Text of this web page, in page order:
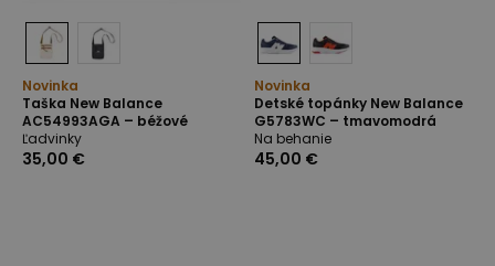
Novinka
Taška New Balance
AC54993AGA – béžové
Ľadvinky
35,00 €
Novinka
Detské topánky New Balance
G5783WC – tmavomodrá
Na behanie
45,00 €